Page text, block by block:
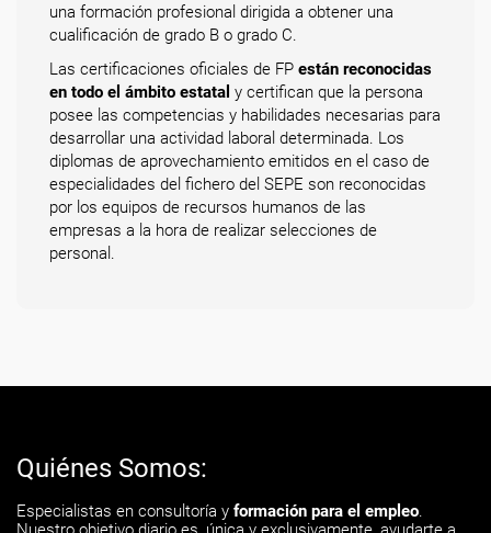
una formación profesional dirigida a obtener una
cualificación de grado B o grado C.
Las certificaciones oficiales de FP están reconocidas
en todo el ámbito estatal y certifican que la persona
posee las competencias y habilidades necesarias para
desarrollar una actividad laboral determinada. Los
diplomas de aprovechamiento emitidos en el caso de
especialidades del fichero del SEPE son reconocidas
por los equipos de recursos humanos de las
empresas a la hora de realizar selecciones de
personal.
Quiénes Somos:
Especialistas en consultoría y formación para el empleo.